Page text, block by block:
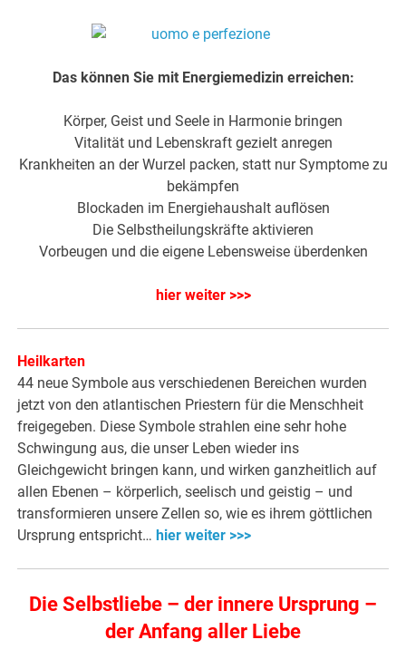
Das können Sie mit Energiemedizin erreichen:
Körper, Geist und Seele in Harmonie bringen
Vitalität und Lebenskraft gezielt anregen
Krankheiten an der Wurzel packen, statt nur Symptome zu
bekämpfen
Blockaden im Energiehaushalt auflösen
Die Selbstheilungskräfte aktivieren
Vorbeugen und die eigene Lebensweise überdenken
hier weiter >>>
Heilkarten
44 neue Symbole aus verschiedenen Bereichen wurden
jetzt von den atlantischen Priestern für die Menschheit
freigegeben. Diese Symbole strahlen eine sehr hohe
Schwingung aus, die unser Leben wieder ins
Gleichgewicht bringen kann, und wirken ganzheitlich auf
allen Ebenen – körperlich, seelisch und geistig – und
transformieren unsere Zellen so, wie es ihrem göttlichen
Ursprung entspricht…hier weiter >>>
Die Selbstliebe – der innere Ursprung –
der Anfang aller Liebe